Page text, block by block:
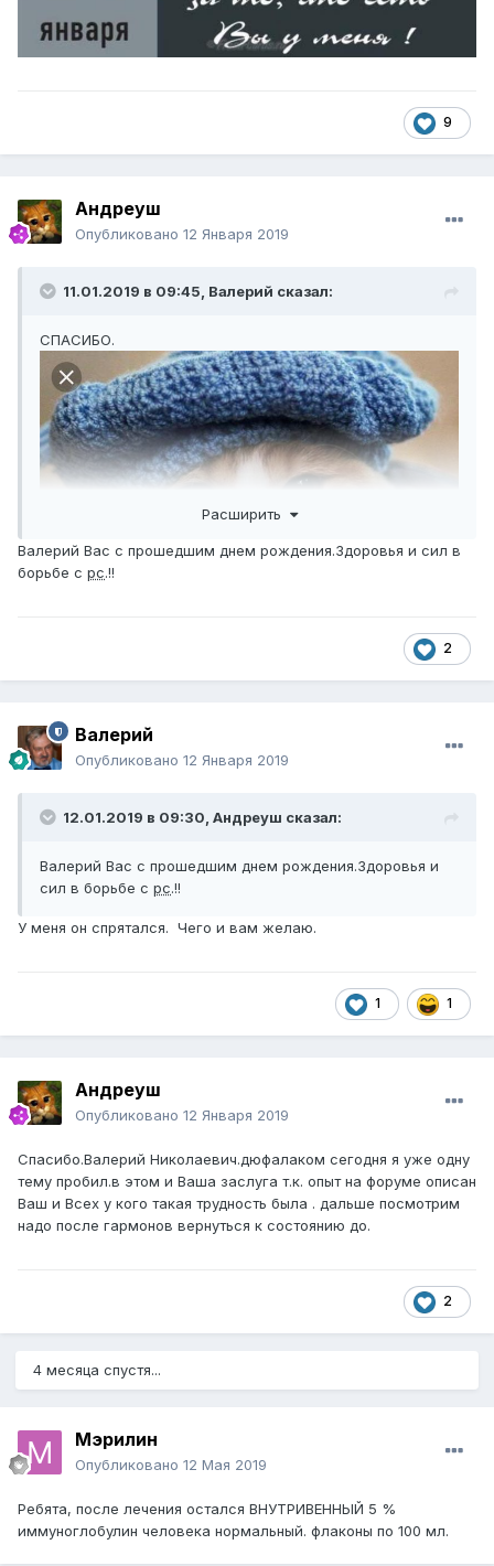
9
Андреуш
Опубликовано 12 Января 2019
11.01.2019 в 09:45, Валерий сказал:
СПАСИБО.
Расширить
Валерий Вас с прошедшим днем рождения.Здоровья и сил в
борьбе с рс.!!
2
Валерий
Опубликовано 12 Января 2019
12.01.2019 в 09:30, Андреуш сказал:
Валерий Вас с прошедшим днем рождения.Здоровья и
сил в борьбе с рс.!!
У меня он спрятался. Чего и вам желаю.
1 1
Андреуш
Опубликовано 12 Января 2019
Спасибо.Валерий Николаевич.дюфалаком сегодня я уже одну
тему пробил.в этом и Ваша заслуга т.к. опыт на форуме описан
Ваш и Всех у кого такая трудность была . дальше посмотрим
надо после гармонов вернуться к состоянию до.
2
4 месяца спустя...
Мэрилин
Опубликовано 12 Мая 2019
Ребята, после лечения остался ВНУТРИВЕННЫЙ 5 %
иммуноглобулин человека нормальный. флаконы по 100 мл.